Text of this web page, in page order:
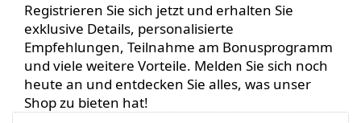
Registrieren Sie sich jetzt und erhalten Sie
exklusive Details, personalisierte
Empfehlungen, Teilnahme am Bonusprogramm
und viele weitere Vorteile. Melden Sie sich noch
heute an und entdecken Sie alles, was unser
Shop zu bieten hat!